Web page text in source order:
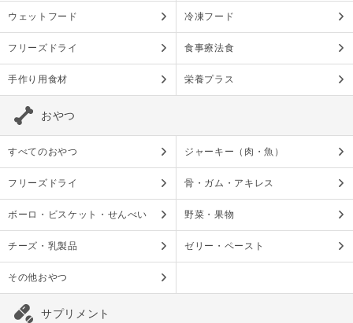
ウェットフード 冷凍フード
フリーズドライ 食事療法食
手作り用食材 栄養プラス
おやつ
すべてのおやつ ジャーキー（肉・魚）
フリーズドライ 骨・ガム・アキレス
ボーロ・ビスケット・せんべい 野菜・果物
チーズ・乳製品 ゼリー・ペースト
その他おやつ
サプリメント